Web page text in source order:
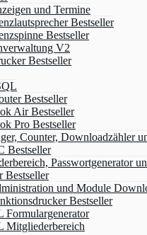
und Termine
Bestseller
Bestseller
V2
Bestseller
Bestseller
Air Bestseller
Pro Bestseller
Counter, Downloadzähler
Bestseller
Passwortgenerator
Bestseller
und Module
Bestseller
Formulargenerator
Mitgliederbereich